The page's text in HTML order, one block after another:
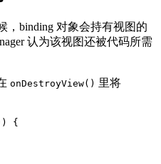
，binding 对象会持有视图的
认为该视图还被代码所需
onDestroyView() 里将
{